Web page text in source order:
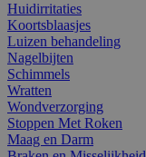
Huidirritaties
Koortsblaasjes
Luizen behandeling
Nagelbijten
Schimmels
Wratten
Wondverzorging
Stoppen Met Roken
Maag en Darm